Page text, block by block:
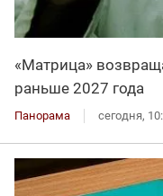
«Матрица»
раньше 2027 года
Панорама сегодня,